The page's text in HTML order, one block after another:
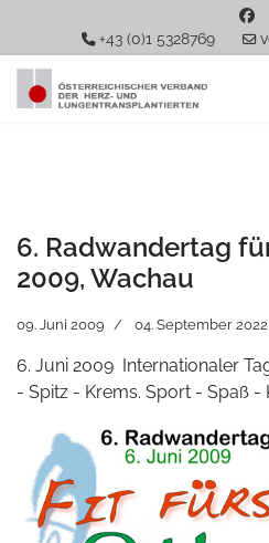
+43 (0)1 5328769
6. Radwandertag
2009, Wachau
09. Juni 2009 04. September 2022
6. Juni 2009 Internationaler
- Spitz - Krems. Sport - Spaß -